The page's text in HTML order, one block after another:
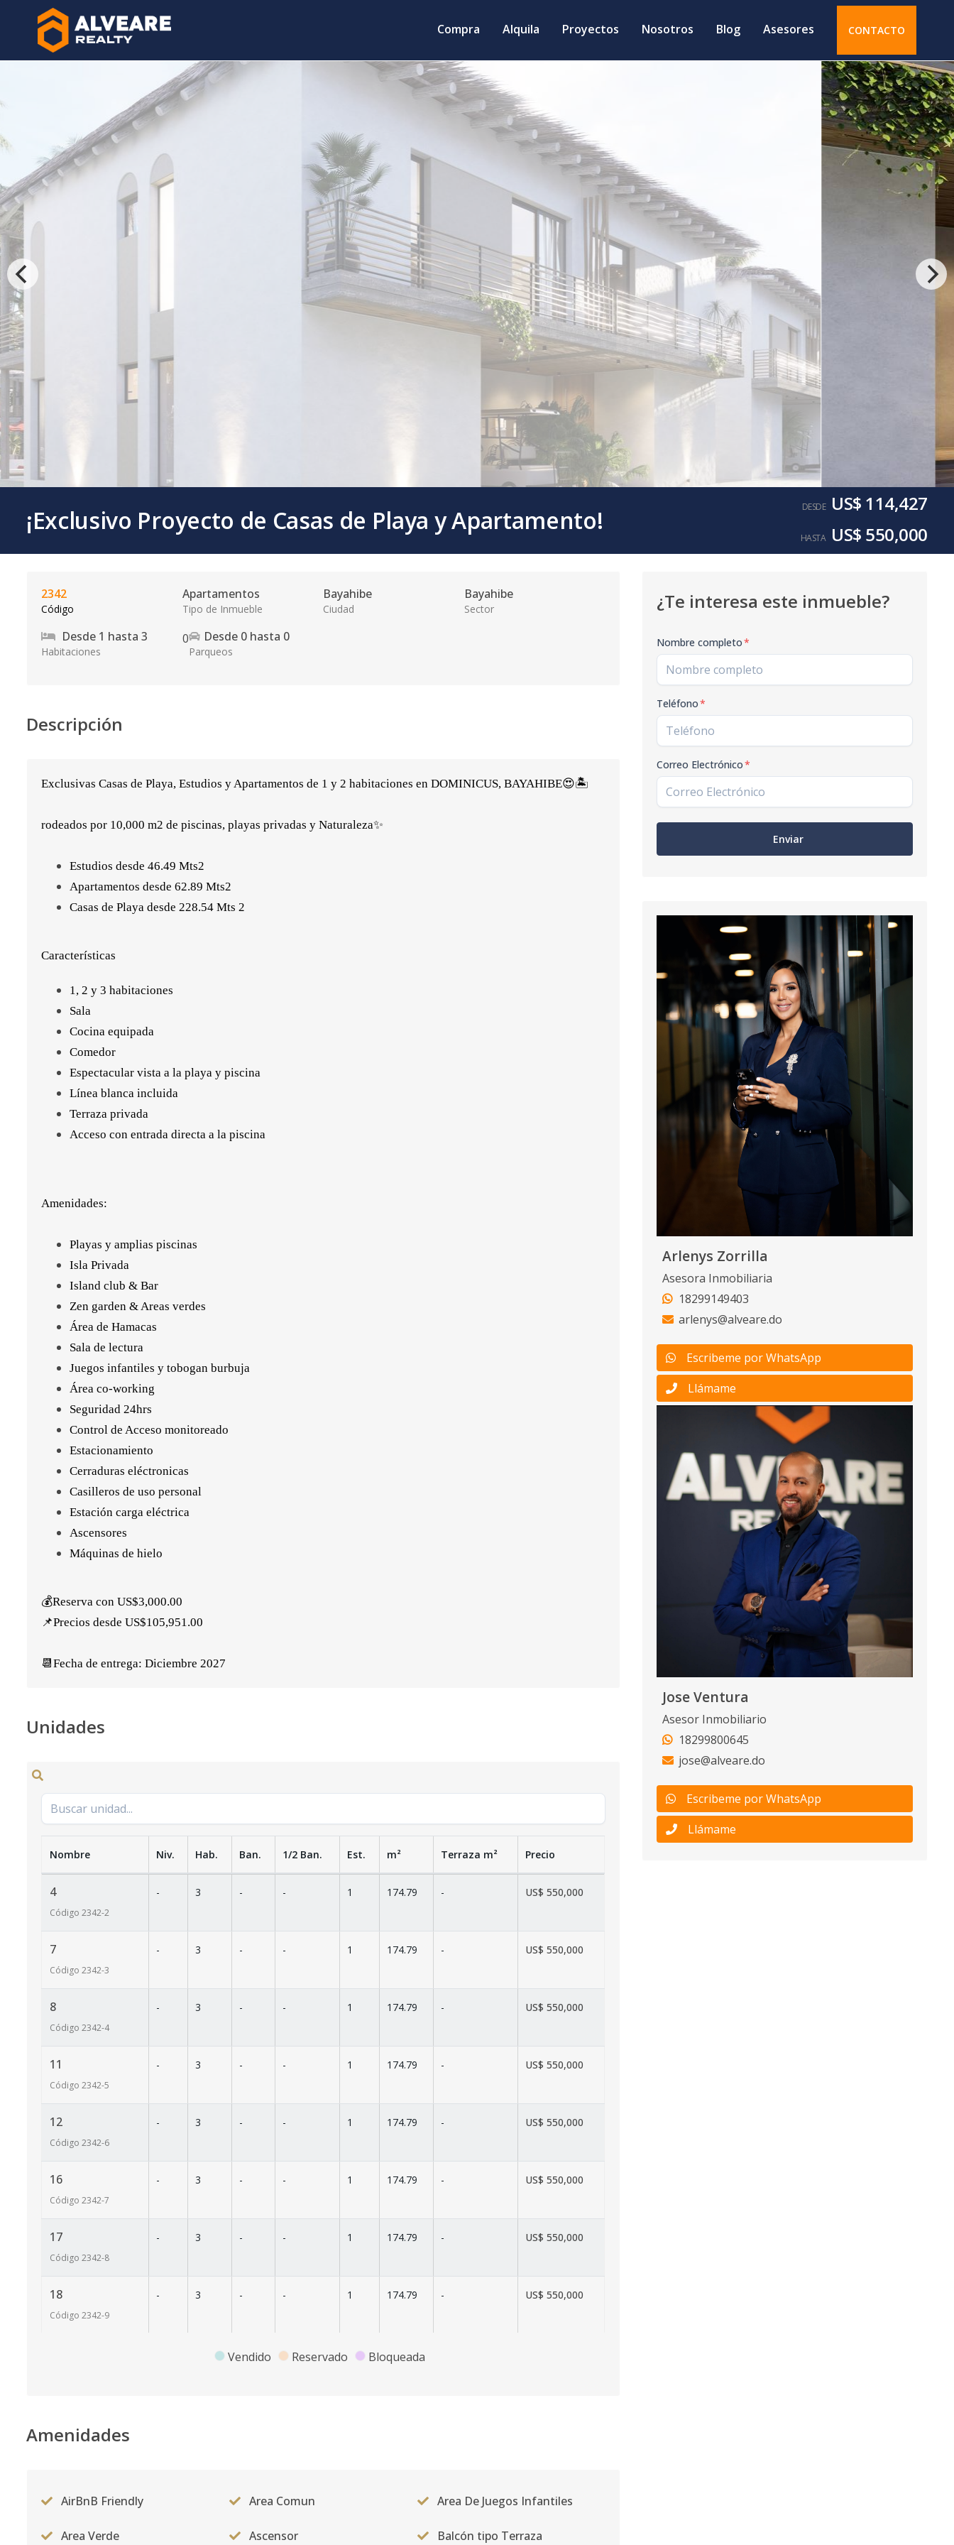
Compra Alquila Proyectos Nosotros Blog Asesores CONTACTO
¡Exclusivo Proyecto de Casas de Playa y Apartamento! DESDE US$ 114,427
HASTA US$ 550,000
2342
Código
Apartamentos
Tipo de Inmueble
Bayahibe
Ciudad
Bayahibe
Sector
Desde 1 hasta 3
Habitaciones
0 Desde 0hasta 0
Parqueos
Descripción
Exclusivas Casas de Playa, Estudios y Apartamentos de 1 y 2 habitaciones en DOMINICUS, BAYAHIBE😍🏝️
rodeados por 10,000 m2 de piscinas, playas privadas y Naturaleza✨
Estudios desde 46.49 Mts2
Apartamentos desde 62.89 Mts2
Casas de Playa desde 228.54 Mts 2
Características
1, 2 y 3 habitaciones
Sala
Cocina equipada
Comedor
Espectacular vista a la playa y piscina
Línea blanca incluida
Terraza privada
Acceso con entrada directa a la piscina
Amenidades:
Playas y amplias piscinas
Isla Privada
Island club & Bar
Zen garden & Areas verdes
Área de Hamacas
Sala de lectura
Juegos infantiles y tobogan burbuja
Área co-working
Seguridad 24hrs
Control de Acceso monitoreado
Estacionamiento
Cerraduras eléctronicas
Casilleros de uso personal
Estación carga eléctrica
Ascensores
Máquinas de hielo
💰Reserva con US$3,000.00
📌Precios desde US$105,951.00
📆Fecha de entrega: Diciembre 2027
Unidades
Nombre Niv. Hab. Ban. 1/2 Ban. Est. m² Terraza m² Precio
4
Código 2342-2
- 3 - - 1 174.79 - US$ 550,000
7
Código 2342-3
- 3 - - 1 174.79 - US$ 550,000
8
Código 2342-4
- 3 - - 1 174.79 - US$ 550,000
11
Código 2342-5
- 3 - - 1 174.79 - US$ 550,000
12
Código 2342-6
- 3 - - 1 174.79 - US$ 550,000
16
Código 2342-7
- 3 - - 1 174.79 - US$ 550,000
17
Código 2342-8
- 3 - - 1 174.79 - US$ 550,000
18
Código 2342-9
- 3 - - 1 174.79 - US$ 550,000
- - 174.79
Código 2342 -11
Vendido Reservado Bloqueada
Amenidades
AirBnB Friendly Area Comun Area De Juegos Infantiles
Area Verde Ascensor Balcón tipo Terraza
¿Te interesa este inmueble?
Nombre completo*
Teléfono*
Correo Electrónico*
Enviar
Arlenys Zorrilla
Asesora Inmobiliaria
18299149403
arlenys@alveare.do
Escribeme por WhatsApp
Llámame
Jose Ventura
Asesor Inmobiliario
18299800645
jose@alveare.do
Escribeme por WhatsApp
Llámame